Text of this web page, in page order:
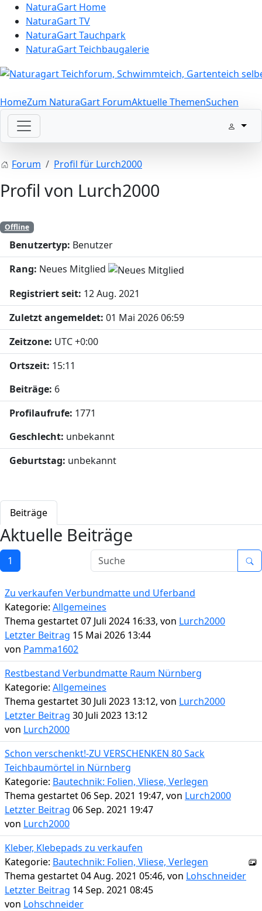
NaturaGart Home
NaturaGart TV
NaturaGart Tauchpark
NaturaGart Teichbaugalerie
HomeZum NaturaGart ForumAktuelle ThemenSuchen
Forum Profil für Lurch2000
Profil von Lurch2000
Offline
Benutzertyp: Benutzer
Rang: Neues Mitglied
Registriert seit: 12 Aug. 2021
Zuletzt angemeldet: 01 Mai 2026 06:59
Zeitzone: UTC +0:00
Ortszeit: 15:11
Beiträge: 6
Profilaufrufe: 1771
Geschlecht: unbekannt
Geburtstag: unbekannt
Beiträge
Aktuelle Beiträge
1
Zu verkaufen Verbundmatte und Uferband
Kategorie: Allgemeines
Thema gestartet 07 Juli 2024 16:33, von Lurch2000
Letzter Beitrag 15 Mai 2026 13:44
von Pamma1602
Restbestand Verbundmatte Raum Nürnberg
Kategorie: Allgemeines
Thema gestartet 30 Juli 2023 13:12, von Lurch2000
Letzter Beitrag 30 Juli 2023 13:12
von Lurch2000
Schon verschenkt!-ZU VERSCHENKEN 80 Sack
Teichbaumörtel in Nürnberg
Kategorie: Bautechnik: Folien, Vliese, Verlegen
Thema gestartet 06 Sep. 2021 19:47, von Lurch2000
Letzter Beitrag 06 Sep. 2021 19:47
von Lurch2000
Kleber, Klebepads zu verkaufen
Kategorie: Bautechnik: Folien, Vliese, Verlegen
Thema gestartet 04 Aug. 2021 05:46, von Lohschneider
Letzter Beitrag 14 Sep. 2021 08:45
von Lohschneider